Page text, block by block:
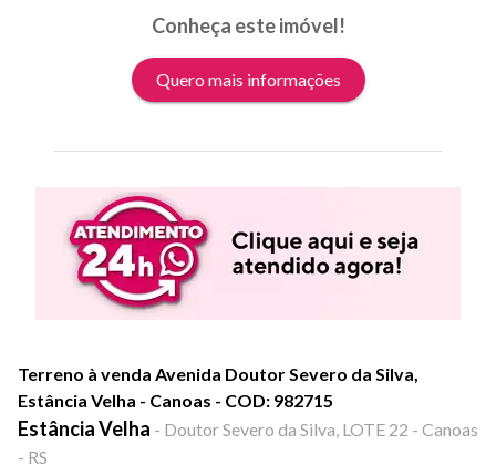
Conheça este imóvel!
Quero mais informações
Terreno à venda Avenida Doutor Severo da Silva,
Estância Velha - Canoas - COD: 982715
Estância Velha - Doutor Severo da Silva, LOTE 22 - Canoas
- RS